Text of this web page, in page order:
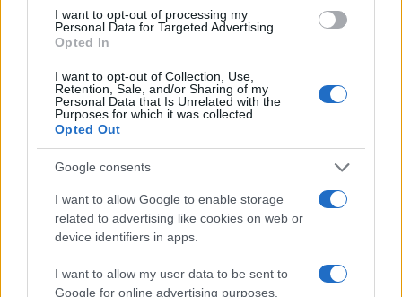
I want to opt-out of processing my
Personal Data for Targeted Advertising.
Opted In
I want to opt-out of Collection, Use,
Retention, Sale, and/or Sharing of my
Personal Data that Is Unrelated with the
Purposes for which it was collected.
Opted Out
Google consents
I want to allow Google to enable storage
related to advertising like cookies on web or
device identifiers in apps.
I want to allow my user data to be sent to
Google for online advertising purposes.
Ατζούν Ιλιτζαλί: Ο Γιώργος Λιανός και η
σύζυγός του καλεσμένοι στον γάμο – Ο
05.09.2024
News
Ατζούν Ιλίτζαλι: Ποια είναι η 25χρονη
που παντρεύτηκε – Οι τρεις
οδήγησαν στον γάμο
05.09.2024
Ατζούν Ιλιτζαλί: Νέες φωτογραφίες και